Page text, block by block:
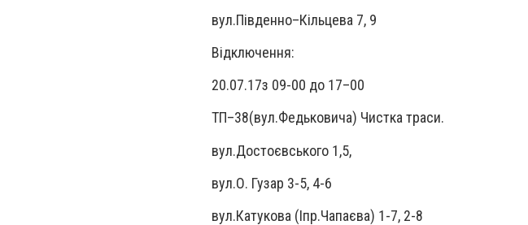
вул.Пiвденно–Кiльцева 7, 9
Відключення:
20.07.17з 09-00 до 17–00
ТП–38(вул.Федьковича) Чистка траси.
вул.Достоєвського 1,5,
вул.О. Гузар 3-5, 4-6
вул.Катукова (Іпр.Чапаєва) 1-7, 2-8